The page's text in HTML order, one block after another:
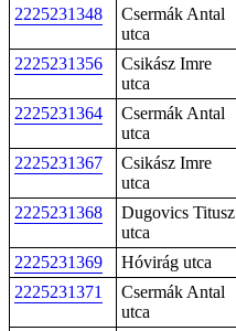
2225231348
Csermák Antal
utca
2225231356
Csikász Imre
utca
2225231364
Csermák Antal
utca
2225231367
Csikász Imre
utca
2225231368
Dugovics Titusz
utca
2225231369 Hóvirág utca
2225231371
Csermák Antal
utca